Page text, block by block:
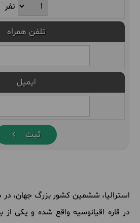
نفر
تلفن همراه
ایمیل
ثبت
استرالیا، ششمین کشور بزرگ جهان، در
در قاره اقیانوسیه واقع شده و یکی از